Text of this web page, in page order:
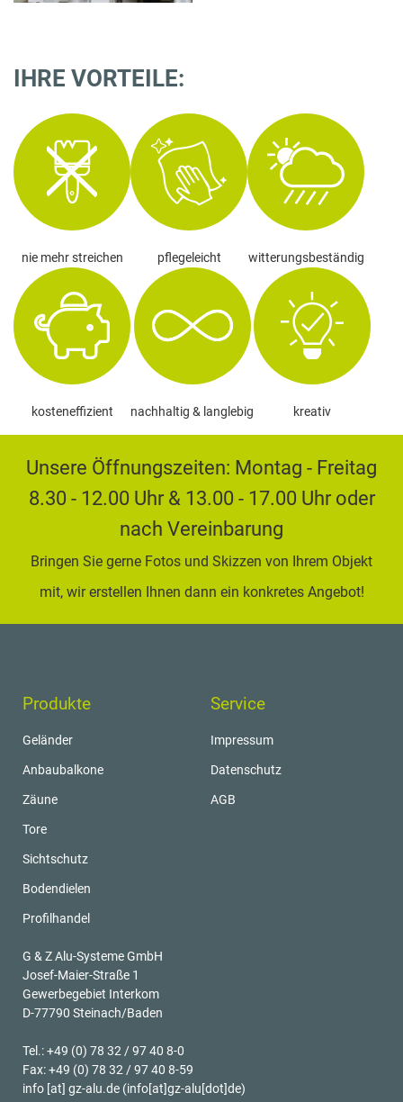
IHRE VORTEILE:
nie mehr streichen pflegeleicht witterungsbeständig
kosteneffizient nachhaltig & langlebig kreativ
Unsere Öffnungszeiten: Montag - Freitag
8.30 - 12.00 Uhr & 13.00 - 17.00 Uhr oder
nach Vereinbarung
Bringen Sie gerne Fotos und Skizzen von Ihrem Objekt
mit, wir erstellen Ihnen dann ein konkretes Angebot!
Produkte
Geländer
Anbaubalkone
Zäune
Tore
Sichtschutz
Bodendielen
Profilhandel
Service
Impressum
Datenschutz
AGB
G & Z Alu-Systeme GmbH
Josef-Maier-Straße 1
Gewerbegebiet Interkom
D-77790 Steinach/Baden
Tel.: +49 (0) 78 32 / 97 40 8-0
Fax: +49 (0) 78 32 / 97 40 8-59
info [at] gz-alu.de (info[at]gz-alu[dot]de)